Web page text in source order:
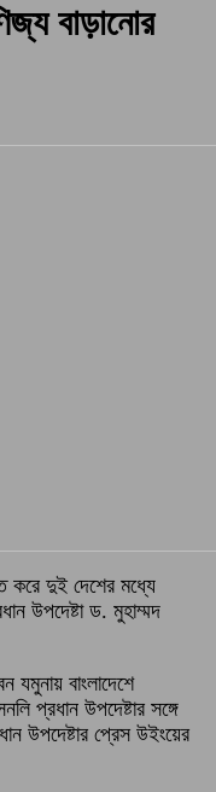
বাড়ানোর
করে দুই দেশের মধ্যে
উপদেষ্টা ড. মুহাম্মদ
যমুনায় বাংলাদেশে
প্রধান উপদেষ্টার সঙ্গে
উপদেষ্টার প্রেস উইংয়ের